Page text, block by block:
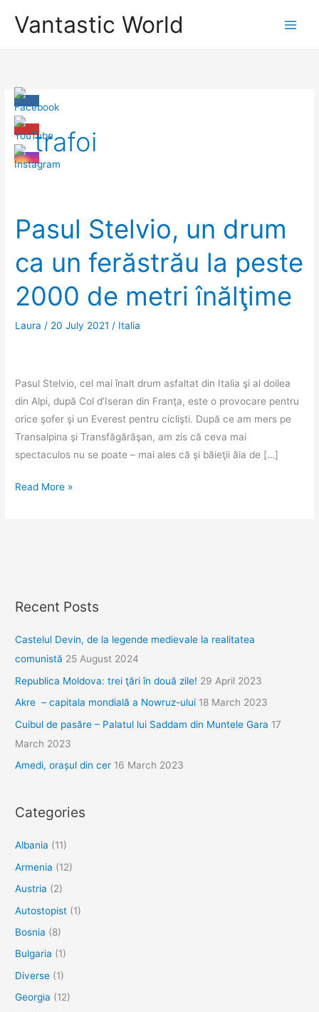
Vantastic World
trafoi
Pasul Stelvio, un drum
ca un ferăstrău la peste
2000 de metri înălţime
Laura / 20 July 2021 / Italia
Pasul Stelvio, cel mai înalt drum asfaltat din Italia şi al doilea
din Alpi, după Col d’Iseran din Franţa, este o provocare pentru
orice şofer şi un Everest pentru ciclişti. După ce am mers pe
Transalpina şi Transfăgărăşan, am zis că ceva mai
spectaculos nu se poate – mai ales că şi băieţii ăia de […]
Pasul
la
2000
de
metri
înălţime
Read More »
Recent Posts
Castelul Devin, de la legende medievale la realitatea
comunistă 25 August 2024
Republica Moldova: trei ţări în două zile! 29 April 2023
Akre – capitala mondială a Nowruz-ului 18 March 2023
Cuibul de pasăre – Palatul lui Saddam din Muntele Gara 17
March 2023
Amedi, orașul din cer 16 March 2023
Categories
Albania (11)
Armenia (12)
Austria (2)
Autostopist (1)
Bosnia (8)
Bulgaria (1)
Diverse (1)
Georgia (12)